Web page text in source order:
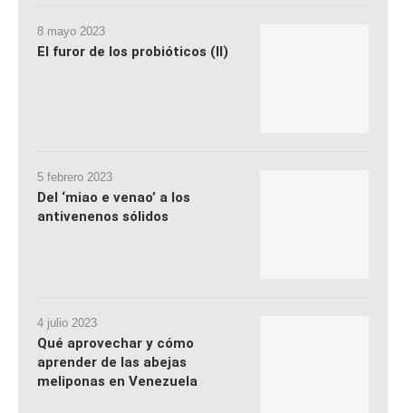
8 mayo 2023
El furor de los probióticos (II)
5 febrero 2023
Del ‘miao e venao’ a los
antivenenos sólidos
4 julio 2023
Qué aprovechar y cómo
aprender de las abejas
meliponas en Venezuela